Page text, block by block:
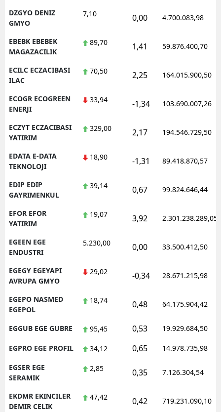
DZGYO DENIZ
GMYO
7,10 0,00 4.700.083,98
EBEBK EBEBEK
MAGAZACILIK
89,70 1,41 59.876.400,70
ECILC ECZACIBASI
ILAC
70,50 2,25 164.015.900,50
ECOGR ECOGREEN
ENERJI
33,94 -1,34 103.690.007,26
ECZYT ECZACIBASI
YATIRIM
329,00 2,17 194.546.729,50
EDATA E-DATA
TEKNOLOJI
18,90 -1,31 89.418.870,57
EDIP EDIP
GAYRIMENKUL
39,14 0,67 99.824.646,44
EFOR EFOR
YATIRIM
19,07 3,92 2.301.238.289,05
EGEEN EGE
ENDUSTRI
5.230,00 0,00 33.500.412,50
EGEGY EGEYAPI
AVRUPA GMYO
29,02 -0,34 28.671.215,98
EGEPO NASMED
EGEPOL
18,74 0,48 64.175.904,42
EGGUB EGE GUBRE 95,45 0,53 19.929.684,50
EGPRO EGE PROFIL 34,12 0,65 14.978.735,98
EGSER EGE
SERAMIK
2,85 0,35 7.126.304,54
EKDMR EKINCILER
DEMIR CELIK
47,42 0,42 719.231.090,10